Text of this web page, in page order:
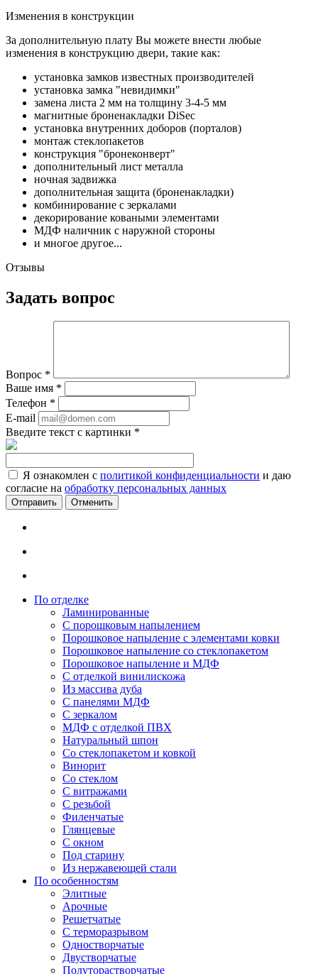
Изменения в конструкции
За дополнительную плату Вы можете внести любые
изменения в конструкцию двери, такие как:
установка замков известных производителей
установка замка "невидимки"
замена листа 2 мм на толщину 3-4-5 мм
магнитные броненакладки DiSec
установка внутренних доборов (порталов)
монтаж стеклопакетов
конструкция "бронеконверт"
дополнительный лист металла
ночная задвижка
дополнительная защита (броненакладки)
комбинирование с зеркалами
декорирование коваными элементами
МДФ наличник с наружной стороны
и многое другое...
Отзывы
Задать вопрос
Вопрос *
Ваше имя *
Телефон *
E-mail
Введите текст с картинки *
Я ознакомлен с политикой конфиденциальности и даю
согласие на обработку персональных данных
Отменить
По отделке
Ламинированные
С порошковым напылением
Порошковое напыление с элементами ковки
Порошковое напыление со стеклопакетом
Порошковое напыление и МДФ
С отделкой винилискожа
Из массива дуба
С панелями МДФ
С зеркалом
МДФ с отделкой ПВХ
Натуральный шпон
Со стеклопакетом и ковкой
Винорит
Со стеклом
С витражами
С резьбой
Филенчатые
Глянцевые
С окном
Под старину
Из нержавеющей стали
По особенностям
Элитные
Арочные
Решетчатые
С терморазрывом
Одностворчатые
Двустворчатые
Полуторастворчатые